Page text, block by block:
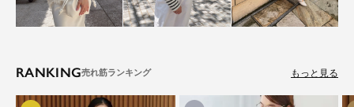
RANKING もっと見る